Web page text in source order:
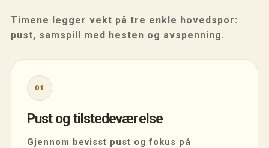
Timene legger vekt på tre enkle hovedspor:
pust, samspill med hesten og avspenning.
01
Pust og tilstedeværelse
Gjennom bevisst pust og fokus på